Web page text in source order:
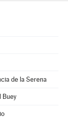
de la Serena
Buey